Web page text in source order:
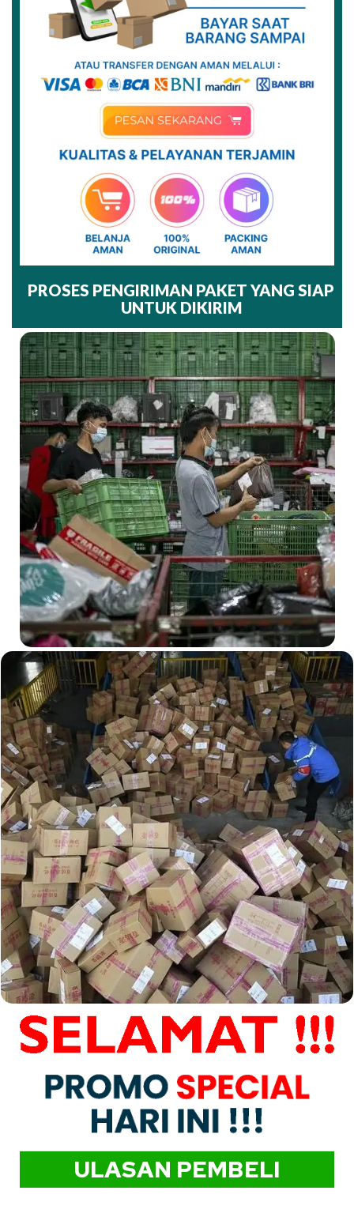
PROSES PENGIRIMAN PAKET YANG SIAP
UNTUK DIKIRIM
ULASAN PEMBELI